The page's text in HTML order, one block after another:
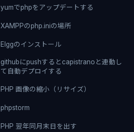
yumでphpをアップデートする
XAMPPのphp.iniの場所
Elggのインストール
githubにpushするとcapistranoと連動し
て自動デプロイする
PHP 画像の縮小（リサイズ）
phpstorm
PHP 翌年同月末日を出す